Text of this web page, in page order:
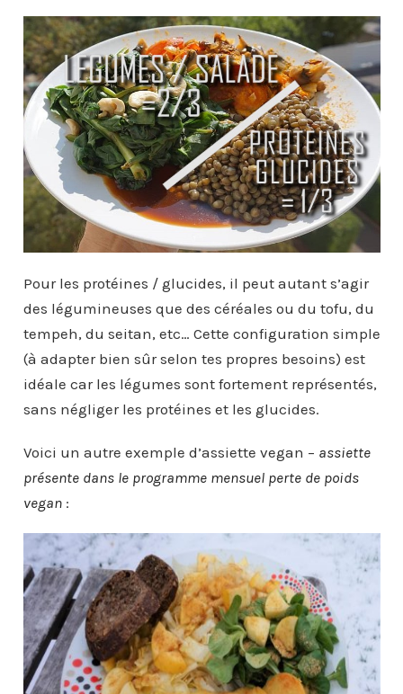
Pour les protéines / glucides, il peut autant s’agir
des légumineuses que des céréales ou du tofu, du
tempeh, du seitan, etc… Cette configuration simple
(à adapter bien sûr selon tes propres besoins) est
idéale car les légumes sont fortement représentés,
sans négliger les protéines et les glucides.
Voici un autre exemple d’assiette vegan – assiette
présente dans le programme mensuel perte de poids
vegan: